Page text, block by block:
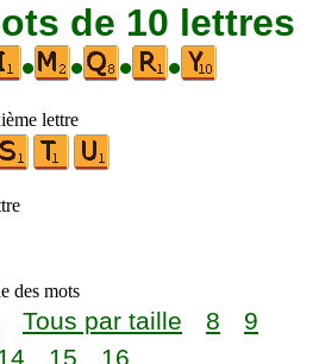
de 10 lettres
• • • •
lettre
des mots
Tous par taille 8
9
15 16